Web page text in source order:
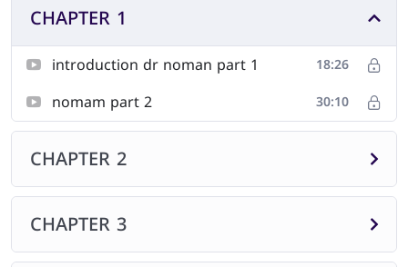
CHAPTER 1
introduction dr noman part 1 18:26
nomam part 2 30:10
CHAPTER 2
CHAPTER 3